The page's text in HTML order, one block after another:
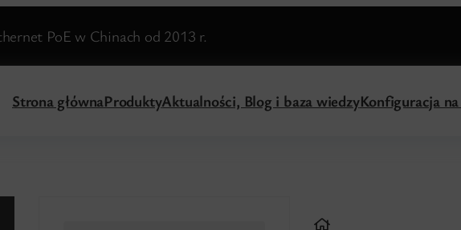
PoE w Chinach od 2013 r.
Strona głównaProduktyAktualności, Blog i baza wiedzyKonfiguracja